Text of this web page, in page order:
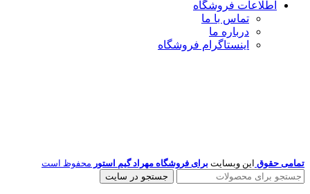
اطلاعات فروشگاه
تماس با ما
درباره ما
اینستاگرام فروشگاه
تمامی حقوق این وبسایت برای فروشگاه مهراد گیم استور محفوظ است
جستجو در سایت